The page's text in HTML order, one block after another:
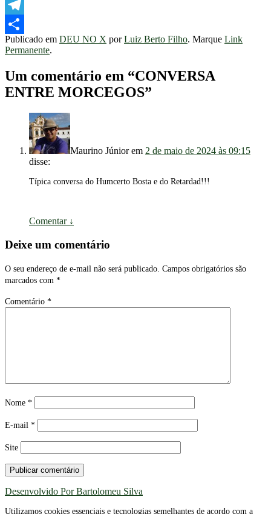
WhatsApp
Telegram
Share
Publicado em DEU NO X porLuiz Berto Filho. Marque Link
Permanente.
Um comentário em “CONVERSA
ENTRE MORCEGOS”
Maurino Júniorem 2 de maio de 2024 às 09:15
disse:
Típica conversa do Humcerto Bosta e do Retardad!!!
Comentar ↓
Deixe um comentário
O seu endereço de e-mail não será publicado. Campos obrigatórios são
marcados com *
Comentário *
Nome *
E-mail *
Site
Desenvolvido Por Bartolomeu Silva
Utilizamos cookies essenciais e tecnologias semelhantes de acordo com a